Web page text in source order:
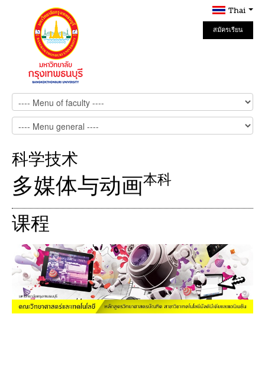
Thai
สมัครเรียน
Online
科学技术
本科
多媒体与动画
课程